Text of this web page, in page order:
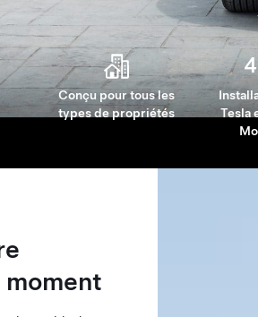
Conçu pour tous les
types de propriétés
Tesla